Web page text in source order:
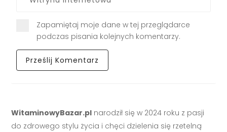
Zapamiętaj moje dane w tej przeglądarce
podczas pisania kolejnych komentarzy.
WitaminowyBazar.pl narodził się w 2024 roku z pasji
do zdrowego stylu życia i chęci dzielenia się rzetelną